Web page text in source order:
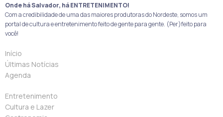
Onde há Salvador, há ENTRETENIMENTO!
Com a credibilidade de uma das maiores produtoras do Nordeste, somos um
portal de cultura e entretenimento feito de gente para gente. (Per)feito para
você!
Início
Últimas Notícias
Agenda
Entretenimento
Cultura e Lazer